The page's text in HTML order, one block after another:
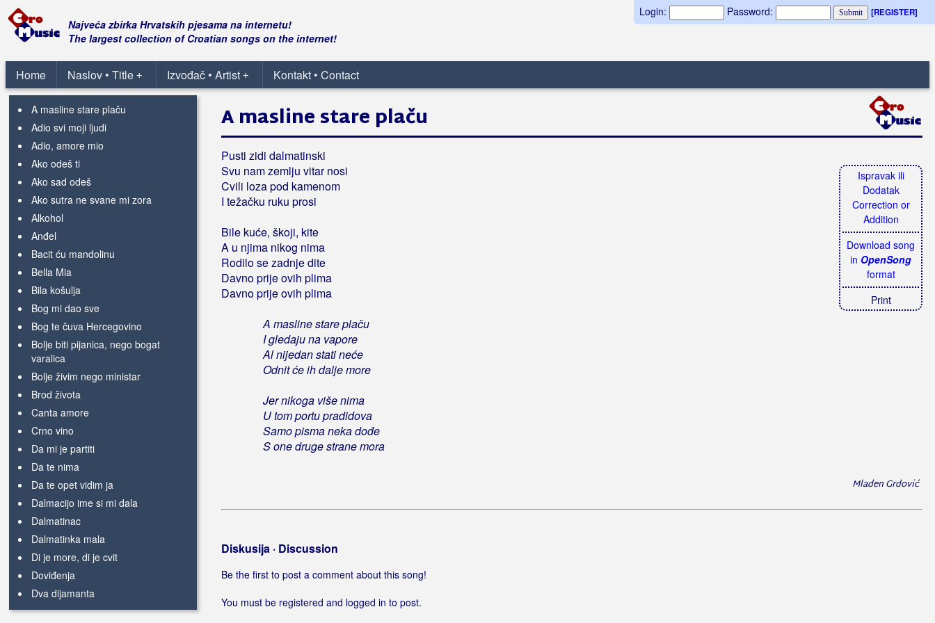
Login: Password: [REGISTER]
Najveća zbirka Hrvatskih pjesama na internetu!
The largest collection of Croatian songs on the internet!
Home +
Naslov • Title +
Izvođač • Artist Kontakt • Contact
Grbac, Robertino
Grbac, Voljen
Grdović, Mladen
115. Imotska brigada
A masline stare plaču
Adio svi moji ljudi
Adio, amore mio
Ako odeš ti
Ako sad odeš
Ako sutra ne svane mi zora
Alkohol
Anđel
Bacit ću mandolinu
Bella Mia
Bila košulja
Bog mi dao sve
Bog te čuva Hercegovino
Bolje biti pijanica, nego bogat
varalica
Bolje živim nego ministar
Brod života
Canta amore
Crno vino
Da mi je partiti
Da te nima
Da te opet vidim ja
Dalmacijo ime si mi dala
Dalmatinac
Dalmatinka mala
Di je more, di je cvit
Doviđenja
Dva dijamanta
E, da mi je vratit vrime
Ispravak ili
Dodatak
Correction or
Addition
Download song
in OpenSong
format
Print
A masline stare plaču
Pusti zidi dalmatinski
Svu nam zemlju vitar nosi
Cvili loza pod kamenom
I težačku ruku prosi
Bile kuće, škoji, kite
A u njima nikog nima
Rodilo se zadnje dite
Davno prije ovih plima
Davno prije ovih plima
A masline stare plaču
I gledaju na vapore
Al nijedan stati neće
Odnit će ih dalje more
Jer nikoga više nima
U tom portu pradidova
Samo pisma neka dođe
S one druge strane mora
Mladen Grdović
Diskusija · Discussion
Be the first to post a comment about this song!
You must be registered and logged in to post.